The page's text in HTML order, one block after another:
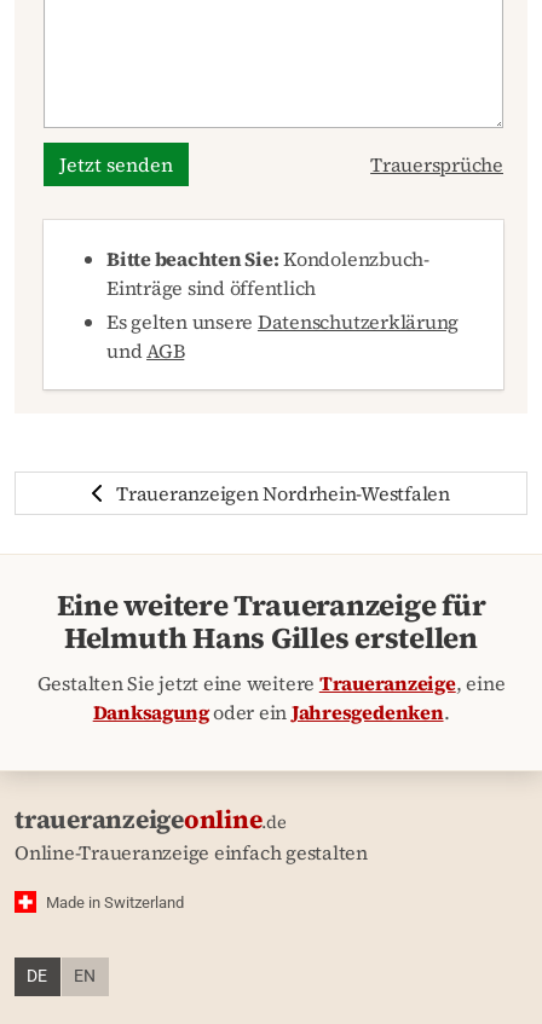
Jetzt senden Trauersprüche
Bitte beachten Sie:Kondolenzbuch-
Einträge sind öffentlich
Es gelten unsere Datenschutzerklärung
undAGB
Traueranzeigen Nordrhein-Westfalen
Eine weitere Traueranzeige für
Helmuth Hans Gilles erstellen
Gestalten Sie jetzt eine weitere Traueranzeige, eine
Danksagungoder einJahresgedenken.
traueranzeigeonline.de
Online-Traueranzeige einfach gestalten
Made in Switzerland
DE EN